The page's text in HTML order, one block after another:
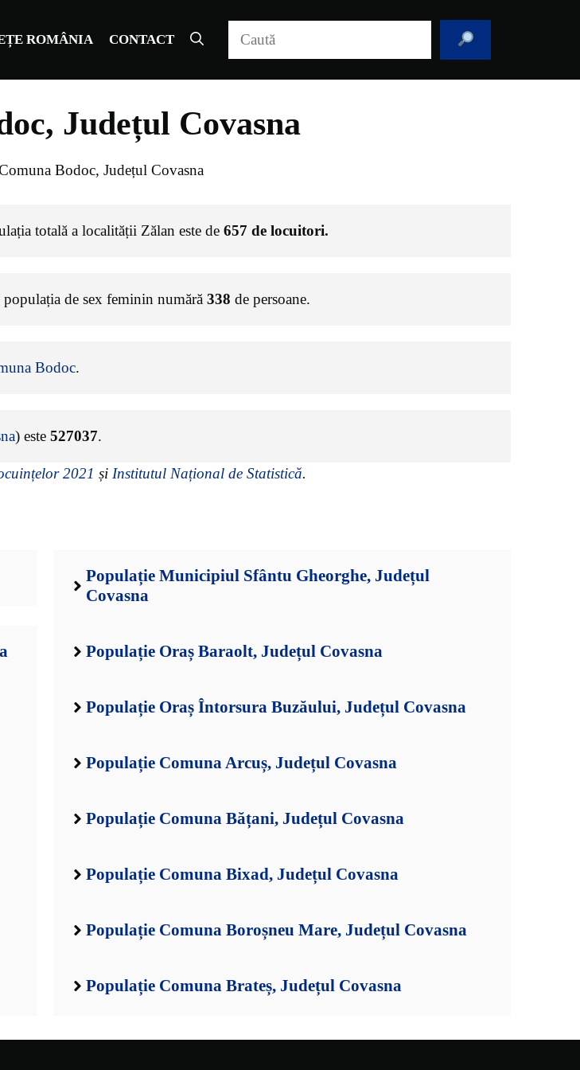
ROMÂNIA CONTACT
Județul Covasna
Bodoc, Județul Covasna
totală a localității Zălan este de 657 de locuitori.
de sex feminin numără 338 de persoane.
Bodoc.
) este 527037.
2021 și Institutul Național de Statistică.
Populație Municipiul Sfântu Gheorghe, Județul
Covasna
Populație Oraș Baraolt, Județul Covasna
Populație Oraș Întorsura Buzăului, Județul Covasna
Populație Comuna Arcuș, Județul Covasna
Populație Comuna Bățani, Județul Covasna
Populație Comuna Bixad, Județul Covasna
Populație Comuna Boroșneu Mare, Județul Covasna
Populație Comuna Brateș, Județul Covasna